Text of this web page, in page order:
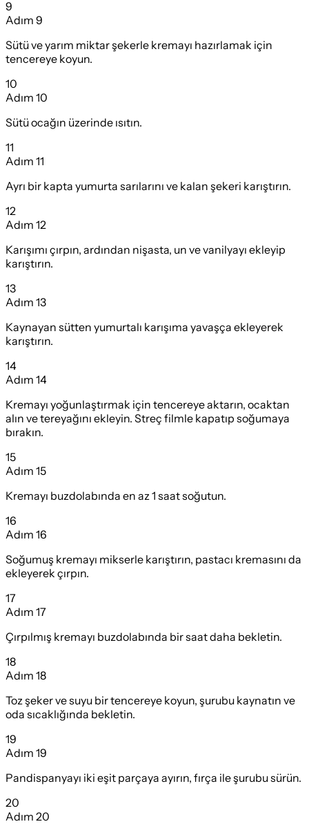
9
Adım 9
Sütü ve yarım miktar şekerle kremayı hazırlamak için
tencereye koyun.
10
Adım 10
Sütü ocağın üzerinde ısıtın.
11
Adım 11
Ayrı bir kapta yumurta sarılarını ve kalan şekeri karıştırın.
12
Adım 12
Karışımı çırpın, ardından nişasta, un ve vanilyayı ekleyip
karıştırın.
13
Adım 13
Kaynayan sütten yumurtalı karışıma yavaşça ekleyerek
karıştırın.
14
Adım 14
Kremayı yoğunlaştırmak için tencereye aktarın, ocaktan
alın ve tereyağını ekleyin. Streç filmle kapatıp soğumaya
bırakın.
15
Adım 15
Kremayı buzdolabında en az 1 saat soğutun.
16
Adım 16
Soğumuş kremayı mikserle karıştırın, pastacı kremasını da
ekleyerek çırpın.
17
Adım 17
Çırpılmış kremayı buzdolabında bir saat daha bekletin.
18
Adım 18
Toz şeker ve suyu bir tencereye koyun, şurubu kaynatın ve
oda sıcaklığında bekletin.
19
Adım 19
Pandispanyayı iki eşit parçaya ayırın, fırça ile şurubu sürün.
20
Adım 20